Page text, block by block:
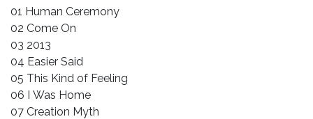
01 Human Ceremony
02 Come On
03 2013
04 Easier Said
05 This Kind of Feeling
06 I Was Home
07 Creation Myth